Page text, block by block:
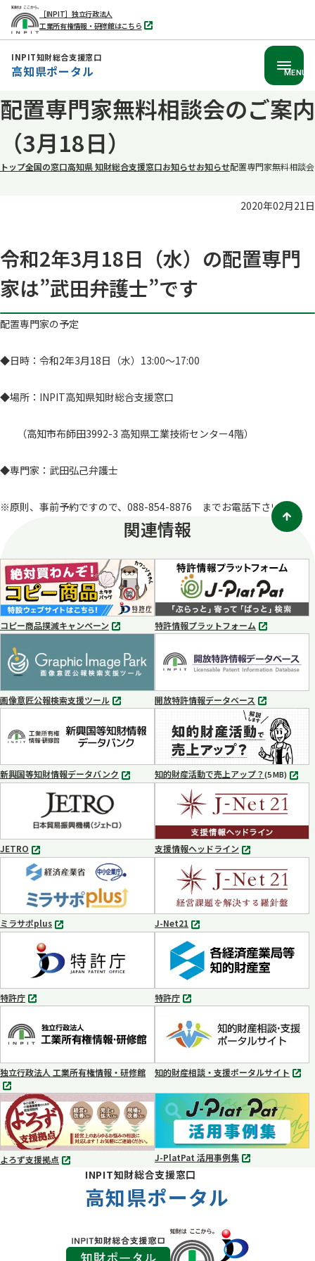
本
文
［INPIT］独立行政法人
工業所有権情報・研修館はこちら
別
タ
INPIT知財総合支援窓口
高知県ポータル MENU
配置専門家無料相談会のご案内
（3月18日）
トップ全国の窓口高知県 知財総合支援窓口お知らせお知らせ配置専門家無料相談
2020年02月21日
令和2年3月18日（水）の配置専門
家は”武田弁護士”です
配置専門家の予定
◆日時：令和2年3月18日（水）13:00～17:00
◆場所：INPIT高知県知財総合支援窓口
（高知市布師田3992-3 高知県工業技術センター4階）
◆専門家：武田弘己弁護士
※原則、事前予約ですので、088-854-8876 までお電話下さい！
関連情報
コピー商品撲滅キャンペーン
別
で
開
く
特許情報プラットフォーム
別
ブ
で
く
画像意匠公報検索支援ツール
別
ブ
で
く
開放特許情報データベース
別
タ
ブ
で
開
く
新興国等知財情報データバンク
別
開
く
知的財産活動で売上アップ？(5 MB) MP4
JETRO
別
タ
ブ
で
開
く
支援情報ヘッドライン
別
タ
ブ
で
開
く
ミラサポplus
別
ブ
で
開
く
J-Net21
別
タ
ブ
で
開
く
特許庁
別
ブ
で
く
特許庁
別
ブ
で
開
く
独立行政法人 工業所有権情報・研修館
別
タ
ブ
で
知的財産相談・支援ポータルサイト
別
タ
開
く
よろず支援拠点
別
J-PlatPat 活用事例集
別
INPIT知財総合支援窓口
高知県ポータル